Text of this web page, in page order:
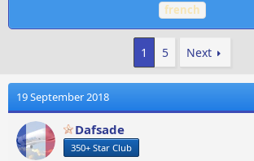
s
t
a
r
t
r
d
a
e
french
1 5 Next
19 September 2018
Dafsade
350+ Star Club